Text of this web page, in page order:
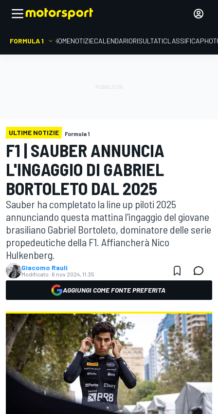
FORMULA 1 HOMENOTIZIECALENDARIORISULTATICLASSIFICA
ULTIME NOTIZIE Formula 1
F1 | SAUBER ANNUNCIA
L'INGAGGIO DI GABRIEL
BORTOLETO DAL 2025
Sauber ha completato la line up piloti 2025
annunciando questa mattina l'ingaggio del giovane
brasiliano Gabriel Bortoleto, dominatore delle serie
propedeutiche della F1. Affiancherà Nico
Hulkenberg.
Giacomo Rauli
Modificato: 6 nov 2024, 11:35
AGGIUNGI COME FONTE PREFERITA